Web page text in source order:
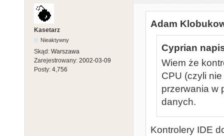
Kasetarz
Nieaktywny
Skąd: Warszawa
Zarejestrowany: 2002-03-09
Posty: 4,756
Adam
Cyprian
Wiem że
CPU (czyli
przerwania w
danych.
Kontrolery IDE